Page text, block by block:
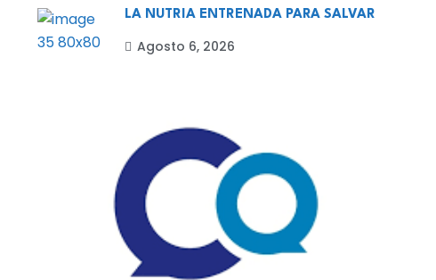
LA NUTRIA ENTRENADA PARA SALVAR
Agosto 6, 2026